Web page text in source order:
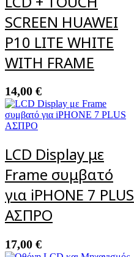
SCREEN HUAWEI
P10 LITE WHITE
WITH FRAME
14,00 €
LCD Display με
Frame συμβατό
για iPHONE 7 PLUS
ΑΣΠΡΟ
17,00 €